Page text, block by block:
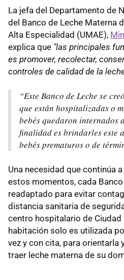
La jefa del Departamento de
del Banco de Leche Materna
Alta Especialidad (UMAE),
explica que "las principales
es promover, recolectar,
controles de calidad de la
“Este Banco de Leche se
que están hospitalizadas o
bebés quedaron internados
finalidad es brindarles este
bebés prematuros o de
Una necesidad que continúa
estos momentos, cada
readaptado para evitar
distancia sanitaria de
centro hospitalario de
habitación solo es utilizada
vez y con cita, para orientarla
traer leche materna de su